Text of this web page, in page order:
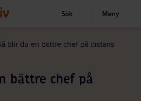
till
Visa sökruta
Sök Meny
blir du en bättre chef på distans
bättre chef på